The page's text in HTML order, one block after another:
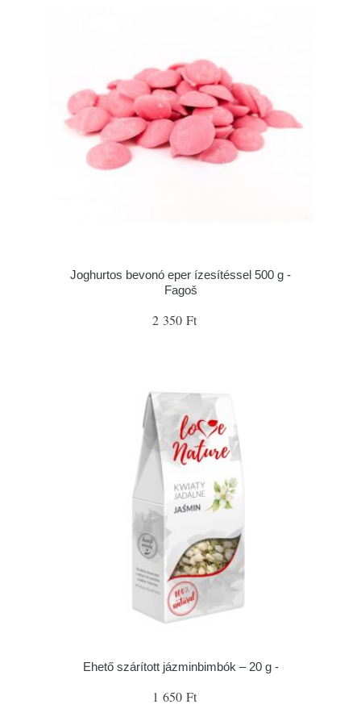
Joghurtos bevonó eper ízesítéssel 500 g -
Fagoš
2 350 Ft
Ehető szárított jázminbimbók – 20 g -
1 650 Ft